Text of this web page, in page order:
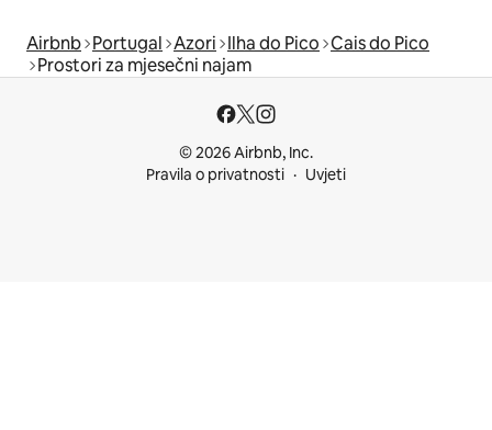
Airbnb Portugal Azori Ilha do Pico Cais do Pico
Prostori za mjesečni najam
© 2026 Airbnb, Inc.
Pravila o privatnosti
Uvjeti